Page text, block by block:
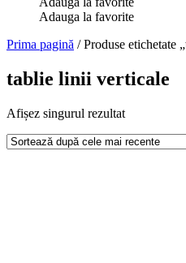
Adauga la favorite
Prima pagină / Produse etichetate
tablie linii verticale
Afișez singurul rezultat